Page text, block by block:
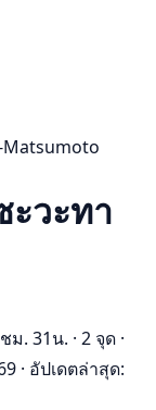
Matsumoto
ะวะทา
ม. 31น. · 2 จุด ·
· อัปเดตล่าสุด: